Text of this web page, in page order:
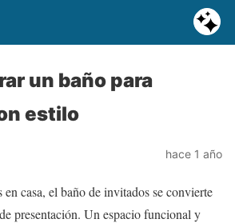
un baño para
estilo
hace 1 año
casa, el baño de invitados se convierte
presentación. Un espacio funcional y